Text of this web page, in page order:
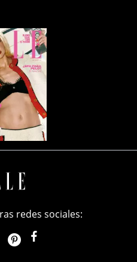
redes sociales:
elle_mexicoellemexico